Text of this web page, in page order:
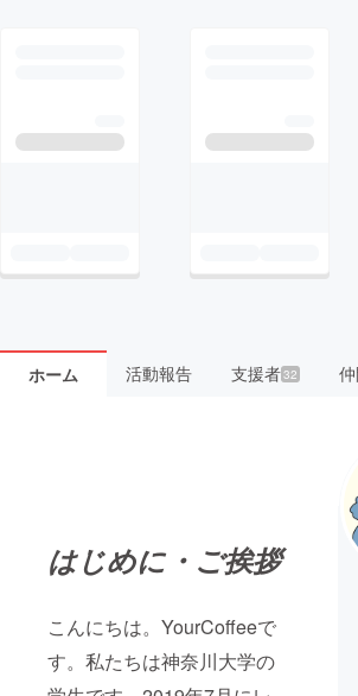
ホーム 活動報告 支援者32
はじめに・ご挨拶
こんにちは。YourCoffeeで
す。私たちは神奈川大学の